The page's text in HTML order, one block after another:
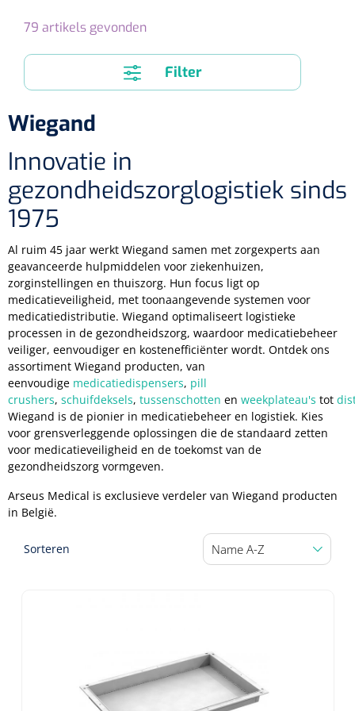
Positioneringsmateriaal
Verpleegdekens
Bekers
Koffiebekers
Opzetstukken voor bekers
Badkamerhulpmiddelen
Toiletverhogers
Doucheramen
Wandbeugels
Douchestoelen
Diversen badkamerhulpmiddelen
Douchetabouretten
Dermatoscopen
Gynecologische lichtbronnen & toebehoren
Otoscopen
Ophtalmoscopen
Penlight
Tongspatelhouders
Voorhoofdslampen
NKO
Laryngoscopen
Audiometrie
Lichaamsmeting
Meetlatten
Bobath
Traction
Osteo
Kantel
Tabouret
Fysiotechniek & hydromassage
Shockwave
Tecar
Echografie
Ultrageluid & elektrotherapie
TENS
Lymfedrainage
Papierwaren
Handdoeken
Dameshygiëne
Zakdoekjes
Toiletpapier
Werkdoeken
Servietten
Onderzoekstafelpapier
Handdoekrollen
Keukenrollen
Cellulosepapier
Persoonlijk beschermingsmateriaal
Mutsen
Handschoenen
Urinezakken & urinepotjes
Urinalen
Spoelingen
Bedpannen & toiletemmers
Infuusstaander
Toebehoren injectiemateriaal
Naaldcontainers en toebehoren
Ontsmettingsalcohol
Naaldknippers
Stuwbanden
Alcoswabs
Hoofdkussens
Matrassen & beschermers
Bedden
Medisch kabinet
Onderzoekstafels
Onderzoekslampen
Dokterstassen & toebehoren
Tabouretten
Opstapjes
Karren & trolleys
Linnenkarren
Afvalverzamelaars
Transportwagens
Uterustangen
Nageltangen
Verwijdertangen voor wondhaken
Bistouri
Bistourimesjes
Volledige bistouris
Bistourihouders
Instrumentendozen & verbandtrommels
Verbandtrommels
Instrumentendozen
Klemmen
Oorlusjes
Pincetten
Gipszagen & ringzagen
Kompressen & verbanden
Vetgaaskompressen
Gaaskompressen
Oogkompressen
Absorberende verbanden
Deppers
Non-woven kompressen
Splitkompressen
Gipsverbanden & toebehoren
Jersey kousen
Zinklijmverbanden
Polsterwatten
79 artikels gevonden
Filter
Wiegand
Innovatie in
gezondheidszorglogistiek sinds
1975
Al ruim 45 jaar werkt Wiegand samen met zorgexperts aan
geavanceerde hulpmiddelen voor ziekenhuizen,
zorginstellingen en thuiszorg. Hun focus ligt op
medicatieveiligheid, met toonaangevende systemen voor
medicatiedistributie. Wiegand optimaliseert logistieke
processen in de gezondheidszorg, waardoor medicatiebeheer
veiliger, eenvoudiger en kostenefficiënter wordt. Ontdek ons
assortiment Wiegand producten, van
eenvoudige medicatiedispensers, pill
crushers, schuifdeksels, tussenschotten en weekplateau's tot
Wiegand is de pionier in medicatiebeheer en logistiek. Kies
voor grensverleggende oplossingen die de standaard zetten
voor medicatieveiligheid en de toekomst van de
gezondheidszorg vormgeven.
Arseus Medical is exclusieve verdeler van Wiegand producten
in België.
Sorteren